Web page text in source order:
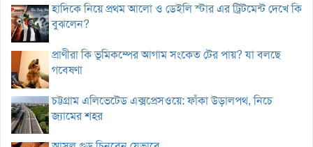
হাদিকে নিয়ে প্রথম আলো ও ডেইলি স্টার এর ট্রিটমেন্ট দেখে কি
বুঝলেন?
প্রাণীরা কি ভূমিকম্পের আগাম সংকেত টের পায়? যা বলছে
গবেষণা
চট্টগ্রাম এলিভেটেড এক্সপ্রেসওয়ে: ফাঁকা উড়ালপথ, নিচে
জ্যামের শহর